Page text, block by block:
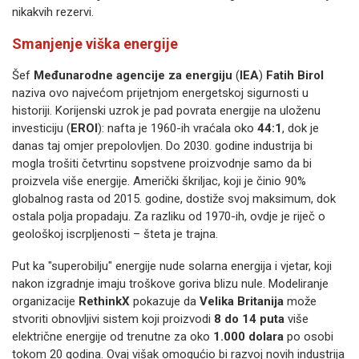
nikakvih rezervi.
Smanjenje viška energije
Šef Međunarodne agencije za energiju (IEA) Fatih Birol
naziva ovo najvećom prijetnjom energetskoj sigurnosti u
historiji. Korijenski uzrok je pad povrata energije na uloženu
investiciju (EROI): nafta je 1960-ih vraćala oko 44:1, dok je
danas taj omjer prepolovljen. Do 2030. godine industrija bi
mogla trošiti četvrtinu sopstvene proizvodnje samo da bi
proizvela više energije. Američki škriljac, koji je činio 90%
globalnog rasta od 2015. godine, dostiže svoj maksimum, dok
ostala polja propadaju. Za razliku od 1970-ih, ovdje je riječ o
geološkoj iscrpljenosti – šteta je trajna.
Put ka "superobilju" energije nude solarna energija i vjetar, koji
nakon izgradnje imaju troškove goriva blizu nule. Modeliranje
organizacije RethinkX pokazuje da Velika Britanija može
stvoriti obnovljivi sistem koji proizvodi 8 do 14 puta više
električne energije od trenutne za oko 1.000 dolara po osobi
tokom 20 godina. Ovaj višak omogućio bi razvoj novih industrija